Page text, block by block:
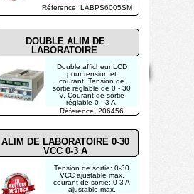
Copyright 2026
Mis à jour le
08/08/2026
Créé par
TECHTRONIK
Contact
Home
puissance de sortie:
300 W
Réference: LABPS6005SM
DOUBLE ALIM DE
LABORATOIRE
Réference: 206456
Double afficheur LCD
pour tension et
courant. Tension de
sortie réglable de 0 - 30
V. Courant de sortie
réglable 0 - 3 A.
Protection contre les
courts-circuits.Tension
ALIM DE LABORATOIRE 0-30
VCC 0-3 A
Tension de sortie: 0-30
VCC ajustable max.
courant de sortie: 0-3 A
ajustable max.